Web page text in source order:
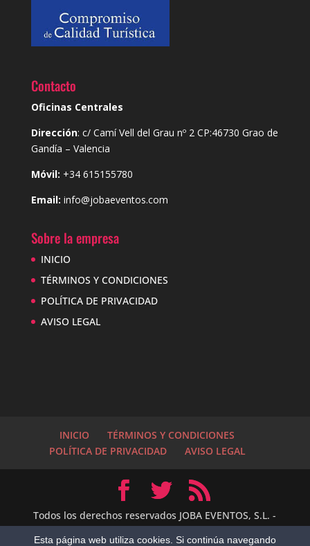
Contacto
Oficinas Centrales
Dirección: c/ Camí Vell del Grau nº 2 CP:46730 Grao de
Gandía – Valencia
Móvil: +34 615155780
Email: info@jobaeventos.com
Sobre la empresa
INICIO
TÉRMINOS Y CONDICIONES
POLÍTICA DE PRIVACIDAD
AVISO LEGAL
INICIO
TÉRMINOS Y CONDICIONES
POLÍTICA DE PRIVACIDAD
AVISO LEGAL
Todos los derechos reservados JOBA EVENTOS, S.L. -
Esta página web utiliza cookies. Si continúa navegando